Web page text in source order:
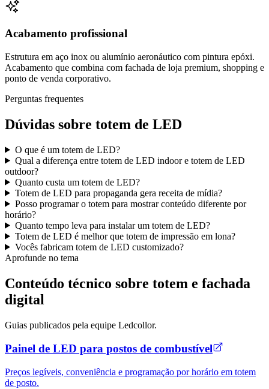
Acabamento profissional
Estrutura em aço inox ou alumínio aeronáutico com pintura epóxi.
Acabamento que combina com fachada de loja premium, shopping e
ponto de venda corporativo.
Perguntas frequentes
Dúvidas sobre totem de LED
O que é um totem de LED?
Qual a diferença entre totem de LED indoor e totem de LED
outdoor?
Quanto custa um totem de LED?
Totem de LED para propaganda gera receita de mídia?
Posso programar o totem para mostrar conteúdo diferente por
horário?
Quanto tempo leva para instalar um totem de LED?
Totem de LED é melhor que totem de impressão em lona?
Vocês fabricam totem de LED customizado?
Aprofunde no tema
Conteúdo técnico sobre totem e fachada
digital
Guias publicados pela equipe Ledcollor.
Painel de LED para postos de combustível
Preços legíveis, conveniência e programação por horário em totem
de posto.